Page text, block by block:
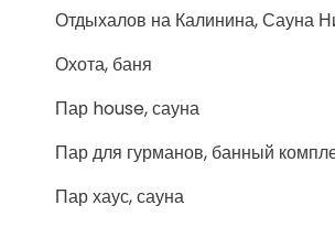
Отдыхалов на Калинина, Сауна
Охота, баня
Пар house, сауна
Пар для гурманов, банный
Пар хаус, сауна